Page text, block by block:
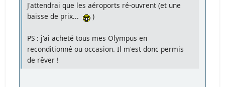
J'attendrai que les aéroports ré-ouvrent (et une
baisse de prix...
)
PS : j'ai acheté tous mes Olympus en
reconditionné ou occasion. Il m'est donc permis
de rêver !